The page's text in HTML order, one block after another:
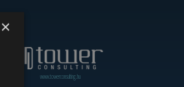
www.towerconsulting.hu
×